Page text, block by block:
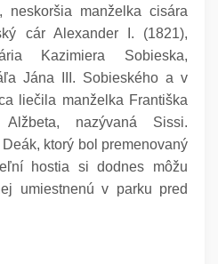
neskoršia manželka cisára
cár Alexander I. (1821),
Kazimiera Sobieska,
Jána III. Sobieského a v
liečila manželka Františka
nazývaná Sissi.
ktorý bol premenovaný
hostia si dodnes môžu
umiestnenú v parku pred